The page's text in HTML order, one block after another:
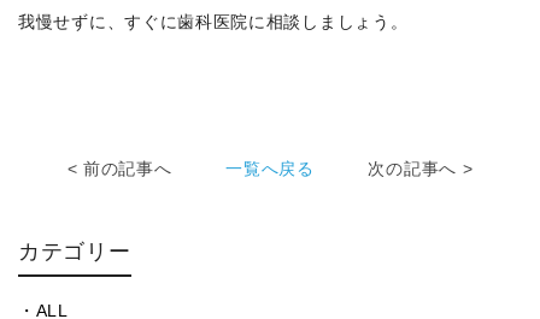
我慢せずに、すぐに歯科医院に相談しましょう。
< 前の記事へ 一覧へ戻る 次の記事へ >
カテゴリー
ALL